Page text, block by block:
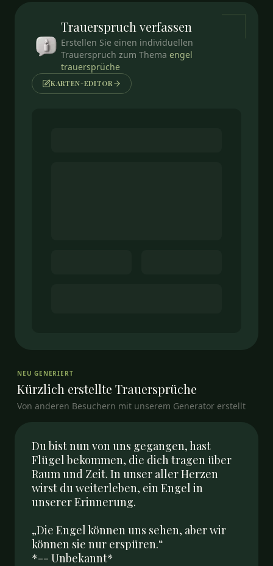
Trauerspruch verfassen
Erstellen Sie einen individuellen
Trauerspruch zum Thema engel
trauersprüche
KARTEN-EDITOR
NEU GENERIERT
Kürzlich erstellte Trauersprüche
Von anderen Besuchern mit unserem Generator erstellt
Du bist nun von uns gegangen, hast
Flügel bekommen, die dich tragen über
Raum und Zeit. In unser aller Herzen
wirst du weiterleben, ein Engel in
unserer Erinnerung.
„Die Engel können uns sehen, aber wir
können sie nur erspüren.“
*-- Unbekannt*